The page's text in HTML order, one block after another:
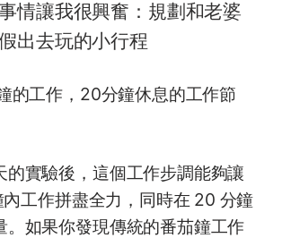
情讓我很興奮：規劃和老婆
出去玩的小行程
的工作，20分鐘休息的工作節
的實驗後，這個工作步調能夠讓
工作拼盡全力，同時在 20 分鐘
。如果你發現傳統的番茄鐘工作